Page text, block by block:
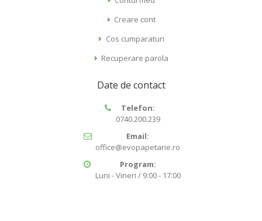
Creare cont
Cos cumparaturi
Recuperare parola
Date de contact
Telefon:
0740.200.239
Email:
office@evopapetarie.ro
Program:
Luni - Vineri / 9:00 - 17:00